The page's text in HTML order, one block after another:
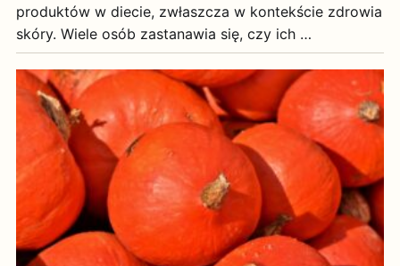
produktów w diecie, zwłaszcza w kontekście zdrowia
skóry. Wiele osób zastanawia się, czy ich …